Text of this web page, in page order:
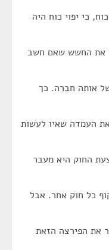
כי יפוי כוח היה
את החשש שאם חשב
אותה חברה. כך
העמדה שאיו לעשות
החוק היא מעבר
כל חוק אחר. אבל
את הפירצה הזאת